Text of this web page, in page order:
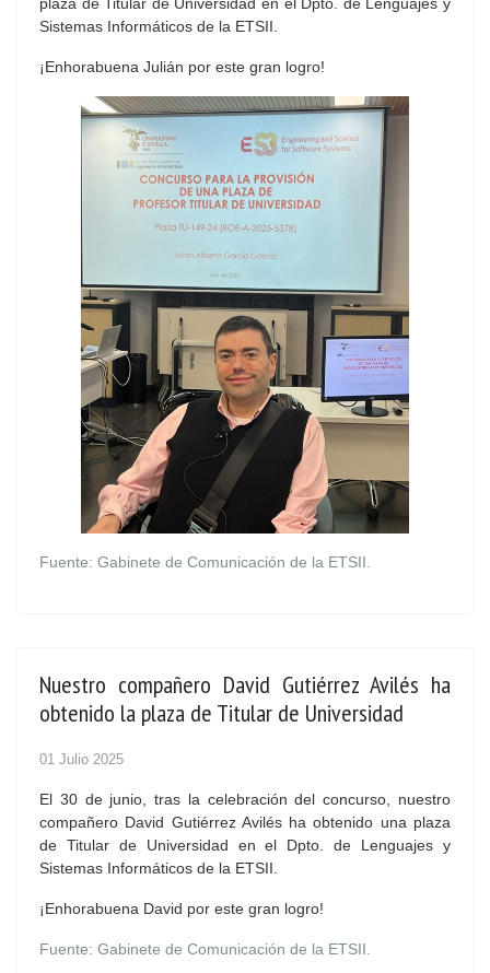
Sistemas Informáticos de la ETSII.
¡Enhorabuena Julián por este gran logro!
Fuente: Gabinete de Comunicación de la ETSII.
Nuestro compañero David Gutiérrez Avilés ha
obtenido la plaza de Titular de Universidad
01 Julio 2025
El 30 de junio, tras la celebración del concurso, nuestro
compañero David Gutiérrez Avilés ha obtenido una plaza
de Titular de Universidad en el Dpto. de Lenguajes y
Sistemas Informáticos de la ETSII.
¡Enhorabuena David por este gran logro!
Fuente: Gabinete de Comunicación de la ETSII.